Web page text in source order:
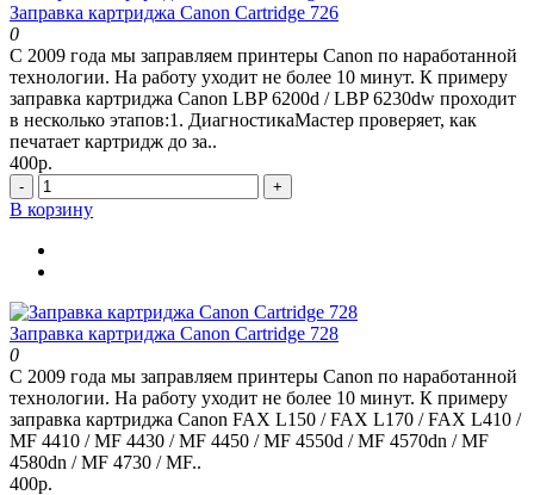
Заправка картриджа Canon Cartridge 726
0
С 2009 года мы заправляем принтеры Canon по наработанной
технологии. На работу уходит не более 10 минут. К примеру
заправка картриджа Canon LBP 6200d / LBP 6230dw проходит
в несколько этапов:1. ДиагностикаМастер проверяет, как
печатает картридж до за..
400р.
- +
В корзину
Заправка картриджа Canon Cartridge 728
0
С 2009 года мы заправляем принтеры Canon по наработанной
технологии. На работу уходит не более 10 минут. К примеру
заправка картриджа Canon FAX L150 / FAX L170 / FAX L410 /
MF 4410 / MF 4430 / MF 4450 / MF 4550d / MF 4570dn / MF
4580dn / MF 4730 / MF..
400р.